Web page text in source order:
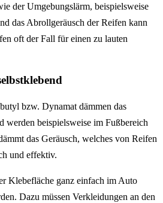
der Umgebungslärm, beispielsweise
das Abrollgeräusch der Reifen kann
oft der Fall für einen zu lauten
bzw. Dynamat dämmen das
werden beispielsweise im Fußbereich
das Geräusch, welches von Reifen
und effektiv.
Klebefläche ganz einfach im Auto
Dazu müssen Verkleidungen an den